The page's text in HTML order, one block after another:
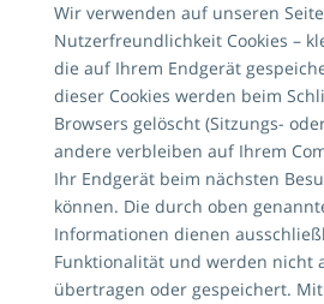
Wir verwenden auf unseren
Nutzerfreundlichkeit Cookies –
die auf Ihrem Endgerät
dieser Cookies werden beim
Browsers gelöscht (Sitzungs-
andere verbleiben auf Ihrem
Ihr Endgerät beim nächsten
können. Die durch oben
Informationen dienen
Funktionalität und werden nicht
übertragen oder gespeichert.